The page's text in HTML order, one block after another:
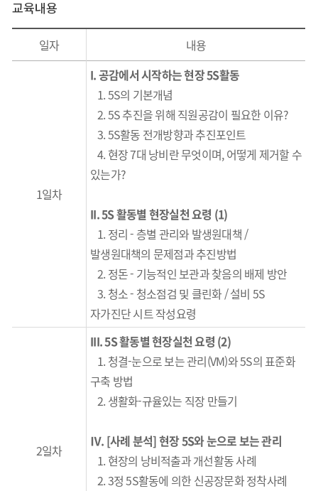
교육내용
일자 내용
1일차
I.공감에서 시작하는 현장5S활동
1. 5S의 기본개념
2. 5S 추진을 위해 직원공감이 필요한 이유?
3. 5S활동 전개방향과 추진포인트
4. 현장 7대 낭비란 무엇이며, 어떻게 제거할 수
있는가?
II.5S활동별 현장실천 요령 (1)
1. 정리 - 층별 관리와 발생원대책 /
발생원대책의 문제점과 추진방법
2. 정돈 - 기능적인 보관과 찾음의 배제 방안
3. 청소 - 청소점검 및 클린화 / 설비 5S
자가진단 시트 작성요령
2일차
III.5S활동별 현장실천 요령 (2)
1. 청결-눈으로 보는 관리(VM)와5S의 표준화
구축 방법
2. 생활화-규율있는 직장 만들기
Ⅳ. [사례 분석] 현장 5S와 눈으로 보는 관리
1. 현장의 낭비적출과 개선활동 사례
2. 3정5S활동에 의한 신공장문화 정착사례